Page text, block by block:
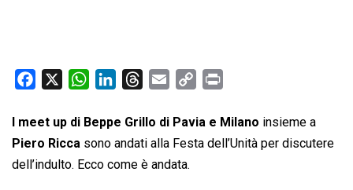
c
e
b
W
a
t
s
n
k
e
r
e
a
a
l
p
y
i
n
I meet up di Beppe Grillo di Pavia e Milano insieme a
Piero Ricca sono andati alla Festa dell’Unità per discutere
dell’indulto. Ecco come è andata.